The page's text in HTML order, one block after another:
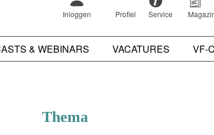
Inloggen Profiel Service
& WEBINARS VACATURES VF-
Thema